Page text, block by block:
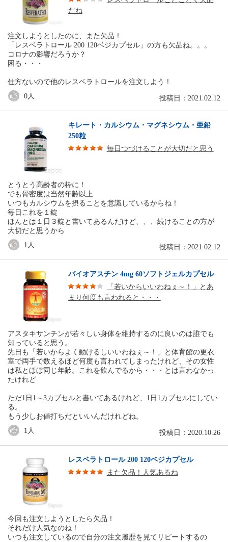
だね
注文しようとしたのに、また欠品！
「レスベラトロール 200 120ベジカプセル」の方も欠品ね。。。
コロナの影響だろうか？
困る・・・
仕方ないので他のレスベラトロールを注文しよう！
投稿日：2021.02.12
0人
キレート・カルシウム・マグネシウム・亜鉛
250粒
毎日つづけることが大切だと思う
とうとう高齢者の枠に！
でも骨密度は当然年齢以上
いつもカルシウムを摂ることを意識しているからね！
毎日これを１錠
ほんとは１日３錠と書いてあるんだけど、、、続けることの方が
大切だと思うから
投稿日：2021.02.12
1 人
バイオアスチン 4mg 60ソフトジェルカプセル
「若いからいいわねぇ～！」とあ
まり何度も言われると・・・
アスタキサンチンが若々しい身体を維持するのに良いのは誰でも
知っていると思う。
先日も「若いからよく動けるしいいわねぇ～！」と体育館の更衣
室で両手で数えるほど何度も言われてしまったけれど、その女性
は私とほぼ同じ年齢。これを飲んでるから・・・とは言わなかっ
たけれど
ただ1日1～3カプセルと書いてあるけれど、1日1カプセルにしてい
る。
もう少しお値打ちだといいんだけれどね。
投稿日：2020.10.26
1 人
レスベラトロール 200 120ベジカプセル
また欠品！人気あるね
今回も注文しようとしたら欠品！
それだけ人気なのね！
いつも注文しているので自分の注文履歴を見てリピートするの